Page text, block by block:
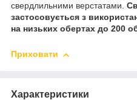
свердлильними верстатами.
застосовується з
на низьких обертах до 200
Приховати
Характеристики